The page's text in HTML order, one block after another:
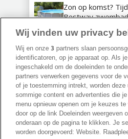
©2026 Hermie Duurzaamheid
Cookies aanpassen
Veilig betalen
Wij vinden uw privacy
Wij en onze 3 partners slaan
identificatoren, op je apparaat op. Als
ingeschakeld om de doeleinden te
partners verwerken gegevens voor de
of je toestemming intrekt, worden
sommige content en advertenties die
menu opnieuw openen om je keuzes
door op de link Doeleinden weergeven
onderaan op de pagina te klikken. Je
worden doorgevoerd: Website.